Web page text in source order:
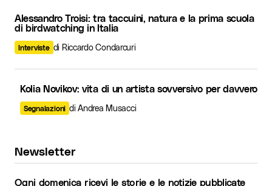
Alessandro Troisi: tra taccuini, natura e la prima scuola
di birdwatching in Italia
Interviste di Riccardo Condarcuri
Kolia Novikov: vita di un artista sovversivo per davvero
Segnalazioni di Andrea Musacci
Newsletter
Ogni domenica ricevi le storie e le notizie pubblicate